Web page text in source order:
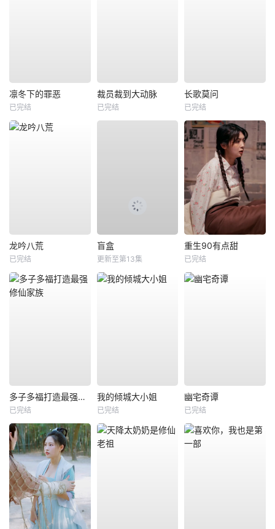
凛冬下的罪恶
已完结
裁员裁到大动脉
已完结
长歌莫问
已完结
龙吟八荒
已完结
盲盒
更新至第13集
重生90有点甜
已完结
多子多福打造最强修仙家族
已完结
我的倾城大小姐
已完结
幽宅奇谭
已完结